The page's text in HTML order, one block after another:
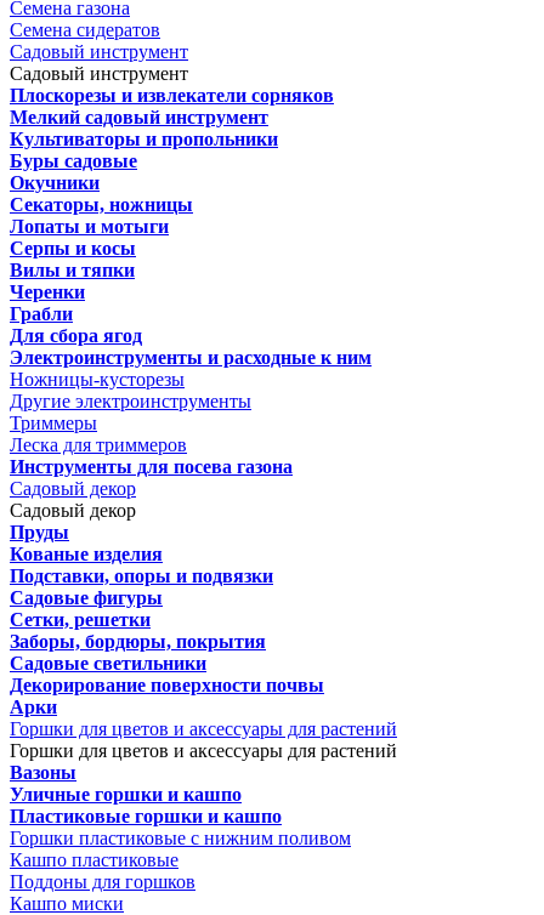
Семена газона
Семена сидератов
Садовый инструмент
Садовый инструмент
Плоскорезы и извлекатели сорняков
Мелкий садовый инструмент
Культиваторы и пропольники
Буры садовые
Окучники
Секаторы, ножницы
Лопаты и мотыги
Серпы и косы
Вилы и тяпки
Черенки
Грабли
Для сбора ягод
Электроинструменты и расходные к ним
Ножницы-кусторезы
Другие электроинструменты
Триммеры
Леска для триммеров
Инструменты для посева газона
Садовый декор
Садовый декор
Пруды
Кованые изделия
Подставки, опоры и подвязки
Садовые фигуры
Сетки, решетки
Заборы, бордюры, покрытия
Садовые светильники
Декорирование поверхности почвы
Арки
Горшки для цветов и аксессуары для растений
Горшки для цветов и аксессуары для растений
Вазоны
Уличные горшки и кашпо
Пластиковые горшки и кашпо
Горшки пластиковые с нижним поливом
Кашпо пластиковые
Поддоны для горшков
Кашпо миски